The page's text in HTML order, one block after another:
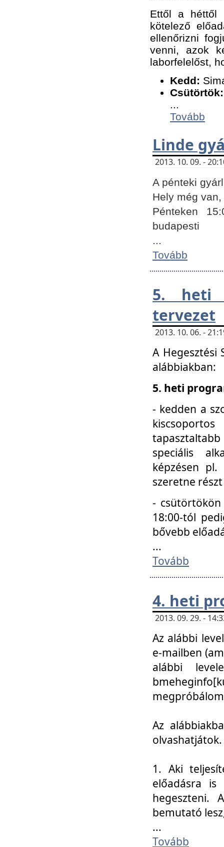
Ettől a héttől
kötelező
ellenőrizni
venni, azok
laborfelelőst,
Kedd:
Csütörtök:
...
Tovább
Linde
2013. 10. 09. -
A pénteki
Hely még
Pénteken
budapesti
...
Tovább
5. heti
tervezet
2013. 10. 06. -
A Hegesztési
alábbiakban:
5. heti
- kedden a
speciális
képzésen
szeretne
- csütörtökön
18:00-tól
bővebb
...
Tovább
4. heti
2013. 09. 29. -
Az alábbi
e-mailben
alábbi
Az
olvashatjátok.
1. Aki
előadásra
hegeszteni.
bemutató
...
Tovább